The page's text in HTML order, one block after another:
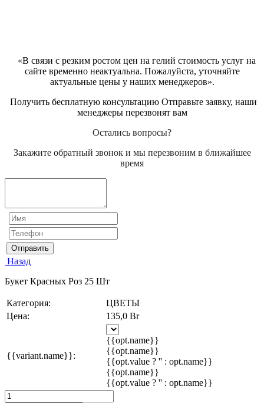
«В связи с резким ростом цен на гелий стоимость услуг на
сайте временно неактуальна. Пожалуйста, уточняйте
актуальные цены у наших менеджеров».
Получить бесплатную консультацию Отправьте заявку, наши
менеджеры перезвонят вам
Остались вопросы?
Закажите обратный звонок и мы перезвоним в ближайшее
время
Отправить
Назад
Букет Красных Роз 25 Шт
Категория:
ЦВЕТЫ
Цена:
135,0 Br
{{variant.name}}:
{{opt.name}}
{{opt.name}}
{{opt.value ? '' : opt.name}}
{{opt.name}}
{{opt.value ? '' : opt.name}}